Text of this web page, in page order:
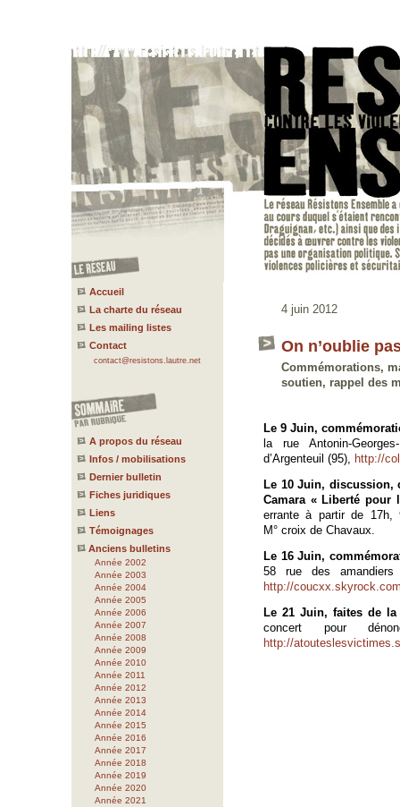
Accueil
La charte du réseau
Les mailing listes
Contact
contact@resistons.lautre.net
A propos du réseau
Infos / mobilisations
Dernier bulletin
Fiches juridiques
Liens
Témoignages
Anciens bulletins
Année 2002
Année 2003
Année 2004
Année 2005
Année 2006
Année 2007
Année 2008
Année 2009
Année 2010
Année 2011
Année 2012
Année 2013
Année 2014
Année 2015
Année 2016
Année 2017
Année 2018
Année 2019
Année 2020
Année 2021
4 juin 2012
On n’oublie
Commémorations,
soutien, rappel des
Le 9 Juin,
la rue Antonin-
d’Argenteuil (95), http://
Le 10 Juin, discussion,
Camara « Liberté pour
errante à partir de 17h,
M° croix de Chavaux.
Le 16 Juin,
58 rue des amandiers
http://
Le 21 Juin, faites de
concert pour
http://